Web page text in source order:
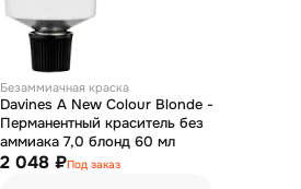
Безаммиачная краска
Davines A New Colour Blonde -
Перманентный краситель без
аммиака 7,0 блонд 60 мл
2 048 ₽Под заказ